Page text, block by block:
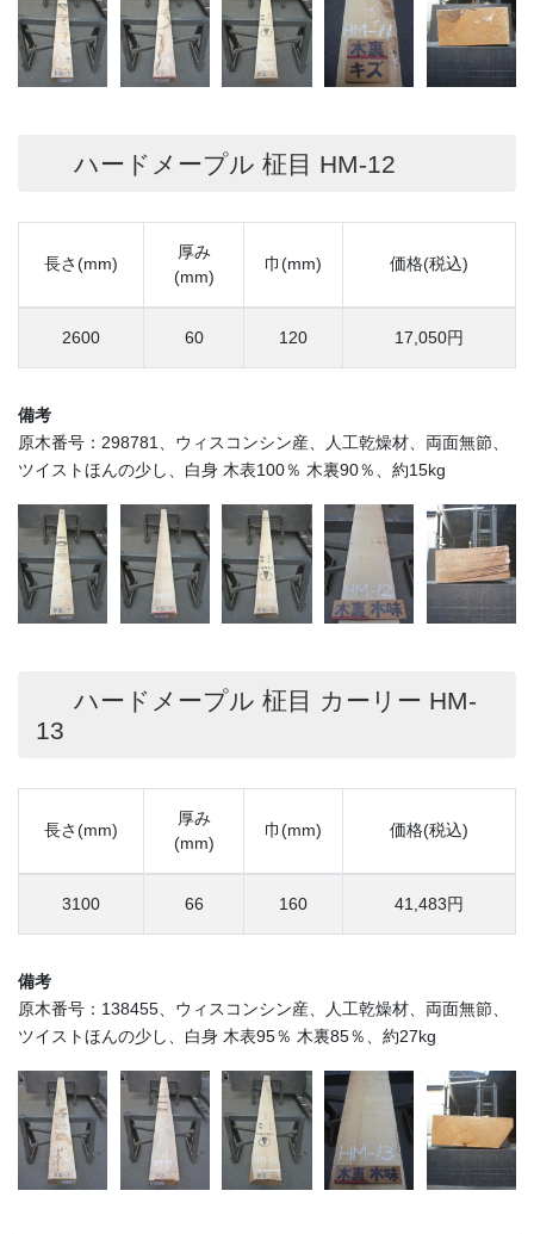
ハードメープル 柾目 HM-12
長さ(mm)
厚み
(mm)
巾(mm) 価格(税込)
2600 60 120 17,050円
備考
原木番号：298781、ウィスコンシン産、人工乾燥材、両面無節、
ツイストほんの少し、白身 木表100％ 木裏90％、約15kg
ハードメープル 柾目 カーリー HM-
13
長さ(mm)
厚み
(mm)
巾(mm) 価格(税込)
3100 66 160 41,483円
備考
原木番号：138455、ウィスコンシン産、人工乾燥材、両面無節、
ツイストほんの少し、白身 木表95％ 木裏85％、約27kg